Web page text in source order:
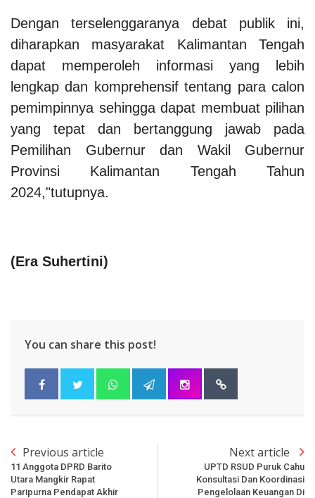
Dengan terselenggaranya debat publik ini,
diharapkan masyarakat Kalimantan Tengah
dapat memperoleh informasi yang lebih
lengkap dan komprehensif tentang para calon
pemimpinnya sehingga dapat membuat pilihan
yang tepat dan bertanggung jawab pada
Pemilihan Gubernur dan Wakil Gubernur
Provinsi Kalimantan Tengah Tahun
2024,"tutupnya.
(Era Suhertini)
You can share this post!
Previous article
11 Anggota DPRD Barito
Utara Mangkir Rapat
Paripurna Pendapat Akhir
Next article
UPTD RSUD Puruk Cahu
Konsultasi Dan Koordinasi
Pengelolaan Keuangan Di